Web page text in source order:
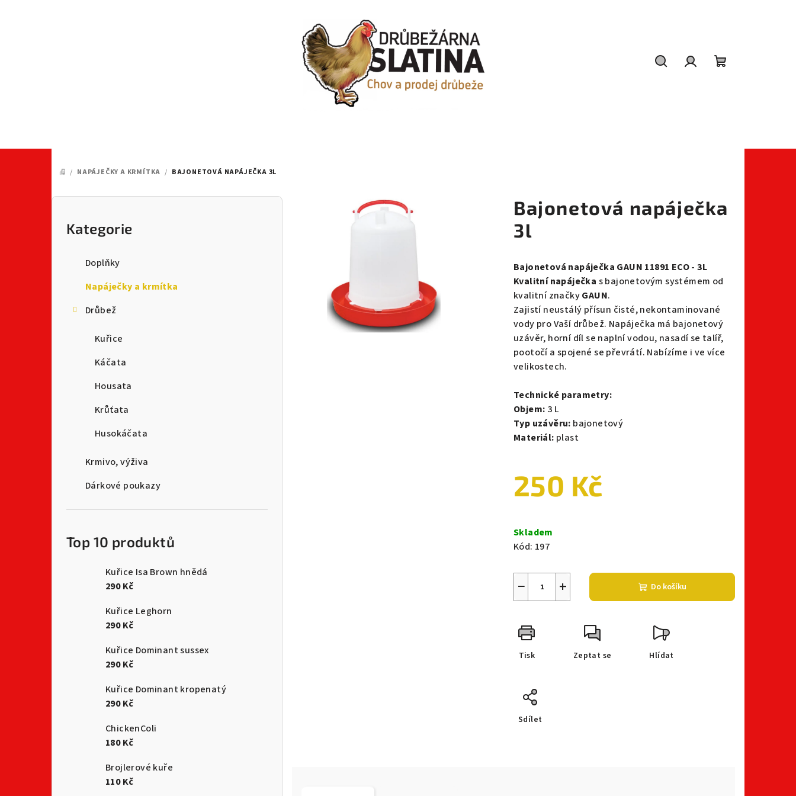
DOMŮ
/ NAPÁJEČKY A KRMÍTKA / BAJONETOVÁ NAPÁJEČKA 3L
Přeskočit
kategorie
Kategorie
Doplňky
Napáječky a krmítka
Drůbež
Kuřice
Káčata
Housata
Krůťata
Husokáčata
Krmivo, výživa
Dárkové poukazy
Top 10 produktů
Kuřice Isa Brown hnědá
290 Kč
Kuřice Leghorn
290 Kč
Kuřice Dominant sussex
290 Kč
Kuřice Dominant kropenatý
290 Kč
ChickenColi
180 Kč
Brojlerové kuře
110 Kč
Bajonetová napáječka
3l
Bajonetová napáječka GAUN 11891 ECO - 3L
Kvalitní napáječka s bajonetovým systémem od
kvalitní značkyGAUN.
Zajistí neustálý přísun čisté, nekontaminované
vody pro Vaší drůbež. Napáječka má bajonetový
uzávěr, horní díl se naplní vodou, nasadí se talíř,
pootočí a spojené se převrátí. Nabízíme i ve více
velikostech.
Technické parametry:
Objem: 3 L
Typ uzávěru: bajonetový
Materiál: plast
250 Kč
cena:
Skladem
Kód: 197
+
− Do košíku
Tisk Zeptat se Hlídat
Sdílet